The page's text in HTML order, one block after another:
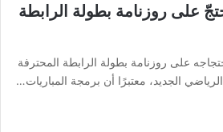
على روزنامة بطولة الرابطة
على روزنامة بطولة الرابطة المحترفة
الجديد، معتبرًا أن برمجة المباريات…